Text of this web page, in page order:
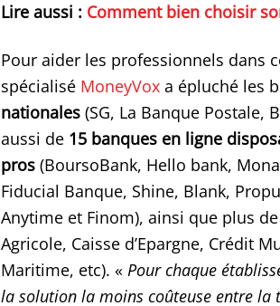
Lire aussi : Comment bien choisir
Pour aider les professionnels dans
spécialisé MoneyVoxa épluché les
nationales(SG, La Banque Postale,
aussi de 15 banques en ligne
pros(BoursoBank, Hello bank,
Fiducial Banque, Shine, Blank,
Anytime et Finom), ainsi que plus
Agricole, Caisse d’Epargne, Crédit
Maritime, etc). « Pour chaque
la solution la moins coûteuse entre